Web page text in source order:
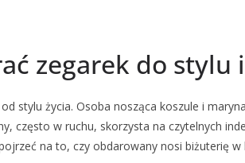
zegarek do stylu
stylu życia. Osoba nosząca koszule i
często w ruchu, skorzysta na czytelnych
na to, czy obdarowany nosi biżuterię